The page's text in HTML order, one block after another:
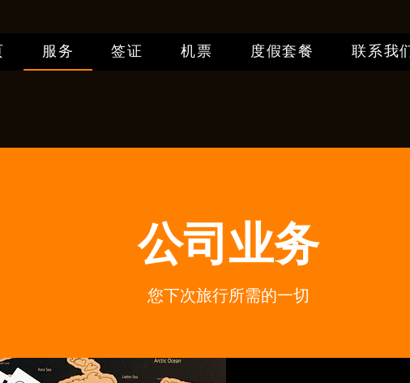
服务 签证 机票 度假套餐 联系我
​公司业务
​您下次旅行所需的一切